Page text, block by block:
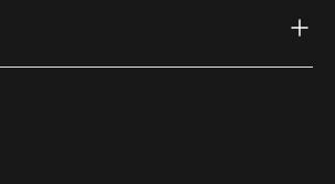
Facebook (external link)
on Instagram (external link)
Thule on Youtube (external